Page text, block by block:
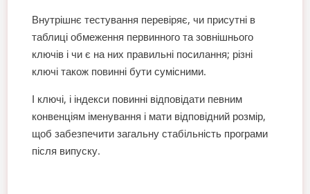
Внутрішнє тестування перевіряє, чи присутні в
таблиці обмеження первинного та зовнішнього
ключів і чи є на них правильні посилання; різні
ключі також повинні бути сумісними.
І ключі, і індекси повинні відповідати певним
конвенціям іменування і мати відповідний розмір,
щоб забезпечити загальну стабільність програми
після випуску.